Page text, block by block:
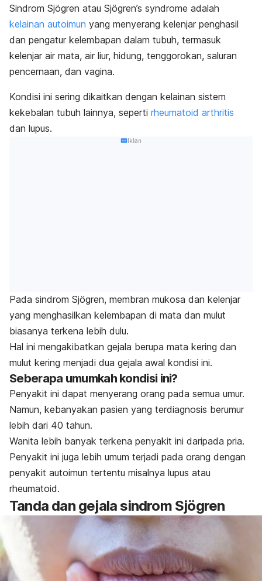
Sindrom Sjögren atau Sjögren’s syndrome adalah
kelainan autoimun yang menyerang kelenjar penghasil
dan pengatur kelembapan dalam tubuh, termasuk
kelenjar air mata, air liur, hidung, tenggorokan, saluran
pencernaan, dan vagina.
Kondisi ini sering dikaitkan dengan kelainan sistem
kekebalan tubuh lainnya, seperti rheumatoid arthritis
dan lupus.
Iklan
Pada sindrom Sjögren, membran mukosa dan kelenjar
yang menghasilkan kelembapan di mata dan mulut
biasanya terkena lebih dulu.
Hal ini mengakibatkan gejala berupa mata kering dan
mulut kering menjadi dua gejala awal kondisi ini.
Seberapa umumkah kondisi ini?
Penyakit ini dapat menyerang orang pada semua umur.
Namun, kebanyakan pasien yang terdiagnosis berumur
lebih dari 40 tahun.
Wanita lebih banyak terkena penyakit ini daripada pria.
Penyakit ini juga lebih umum terjadi pada orang dengan
penyakit autoimun tertentu misalnya lupus atau
rheumatoid.
Tanda dan gejala sindrom Sjögren